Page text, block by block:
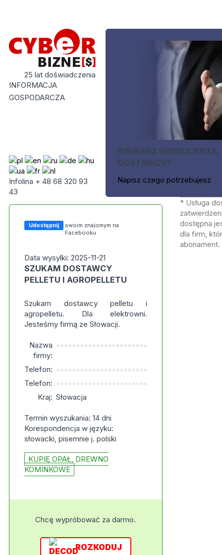
25 lat doświadczenia
INFORMACJA
GOSPODARCZA
Infolina + 48 68 320 93
43
SZUKASZ PRODUCENTA,
DOSTAWCY?
Napisz czego potrzebujesz
Udostępnij
swoim znajomym na
Facebooku
Data wysylki: 2025-11-21
SZUKAM DOSTAWCY
PELLETU I AGROPELLETU
Szukam dostawcy pelletu i
agropelletu. Dla elektrowni.
Jesteśmy firmą ze Słowacji.
Nazwa
firmy:
***********************
Telefon: ***********************
Telefon: ***********************
Kraj: Słowacja
Termin wyszukania: 14 dni
Korespondencja w języku:
słowacki, pisemnie j. polski
KUPIĘ OPAŁ, DREWNO
KOMINKOWE
Chcę wypróbować za darmo.
ROZKODUJ
* Usługa
dostępna
dla firm,
abonament.